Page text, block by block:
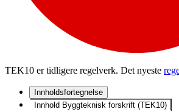
TEK10 er tidligere regelverk. Det nyeste
Innholdsfortegnelse
Innhold Byggteknisk forskrift (TEK10)